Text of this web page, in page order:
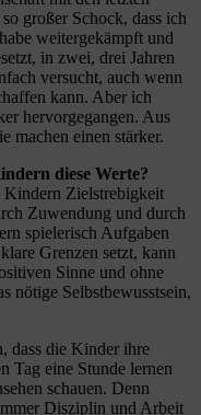
großer Schock, dass ich
weitergekämpft und
in zwei, drei Jahren
versucht, auch wenn
kann. Aber ich
hervorgegangen. Aus
machen einen stärker.
diese Werte?
Kindern Zielstrebigkeit
Zuwendung und durch
spielerisch Aufgaben
Grenzen setzt, kann
Sinne und ohne
nötige Selbstbewusstsein,
dass die Kinder ihre
Tag eine Stunde lernen
schauen. Denn
Disziplin und Arbeit